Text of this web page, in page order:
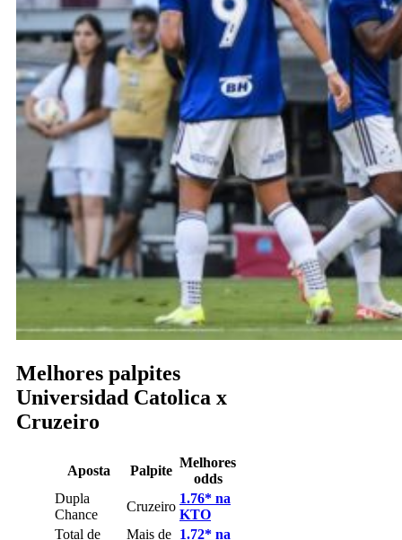
Melhores palpites
Universidad Catolica x
Cruzeiro
Aposta Palpite
Melhores
odds
Dupla
Chance
Cruzeiro
1.76* na
KTO
Total de
Mais de 1.72* na